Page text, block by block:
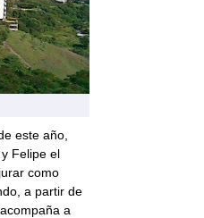
este año,
Felipe el
como
a partir de
a